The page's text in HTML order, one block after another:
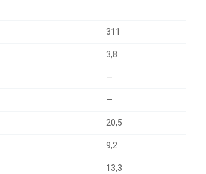
311
3,8
—
—
20,5
9,2
13,3